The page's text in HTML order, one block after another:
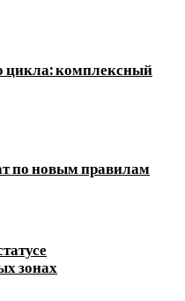
цикла: комплексный
по новым правилам
зонах